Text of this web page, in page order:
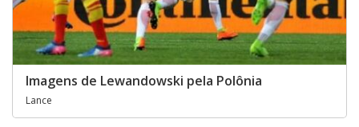
Imagens de Lewandowski pela Polônia
Lance